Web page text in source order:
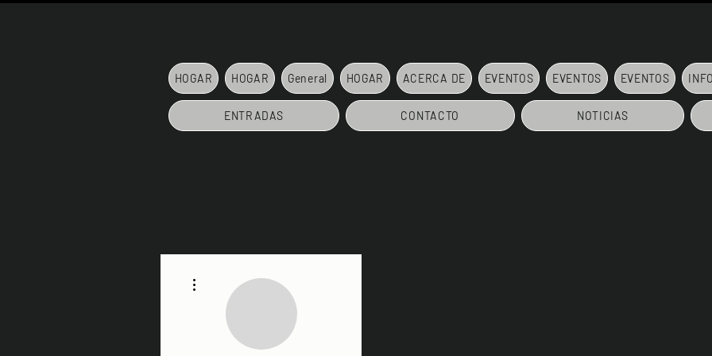
HOGAR HOGAR General HOGAR ACERCA DE EVENTOS EVENTOS EVENTOS
ENTRADAS CONTACTO NOTICIAS